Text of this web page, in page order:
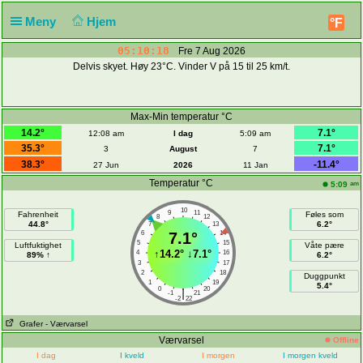
Meny Hjem °F
05:10:18
Fre 7 Aug 2026
Delvis skyet. Høy 23°C. Vinder V på 15 til 25 km/t.
Max-Min temperatur °C
14.2°
12:08 am I dag 5:09 am
7.1°
35.3°
3 August 7
7.1°
38.3°
27 Jun 2026 11 Jan
-11.4°
Temperatur °C
5:09 am
Fahrenheit
44.8°
Luftfuktighet
89% ↑
10
9 11
8
12
7
13
6
14
5
15
4
16
3
17
2
18
1
19
0
20
-1 21
|
-2 22
7.1°
↑14.2° ↓7.1°
Føles som
6.2°
Våte pære
6.2°
Duggpunkt
5.4°
Grafer - Værvarsel
Værvarsel
Offline
I dag
I kveld I morgen I morgen kveld